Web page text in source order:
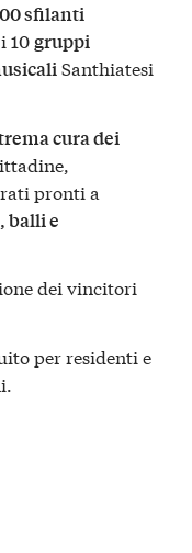
sfilanti
10gruppi
Santhiatesi
cura dei
pronti a
balli e
dei vincitori
per residenti e